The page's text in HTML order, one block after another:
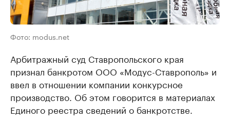
Фото: modus.net
Арбитражный суд Ставропольского края
признал банкротом ООО «Модус-Ставрополь» и
ввел в отношении компании конкурсное
производство. Об этом говорится в материалах
Единого реестра сведений о банкротстве.